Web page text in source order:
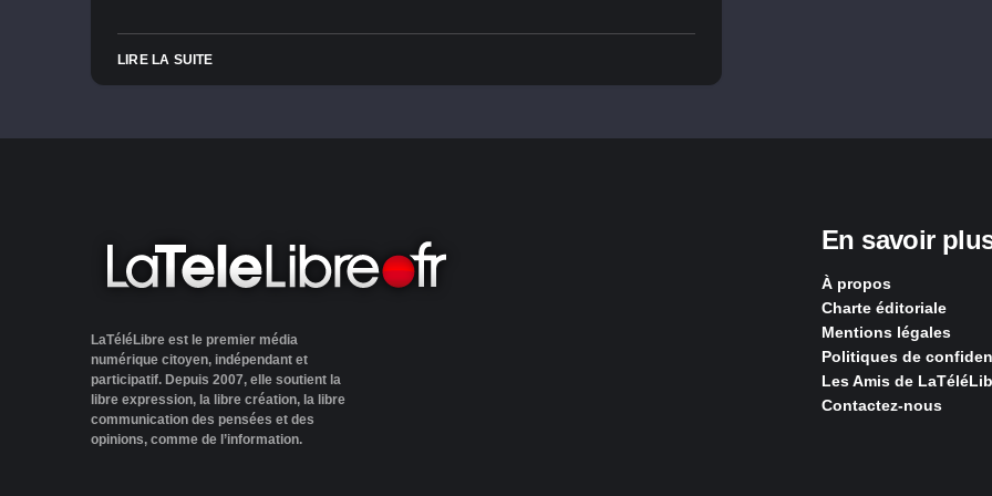
LIRE LA SUITE
LaTéléLibre est le premier média
numérique citoyen, indépendant et
participatif. Depuis 2007, elle soutient la
libre expression, la libre création, la libre
communication des pensées et des
opinions, comme de l’information.
En savoir
À propos
Charte éditoriale
Mentions légales
Politiques de
Les Amis de
Contactez-nous